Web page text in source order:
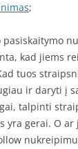
;
kad jiems
tuos
ir daryti į
talpinti
yra gerai. O ar